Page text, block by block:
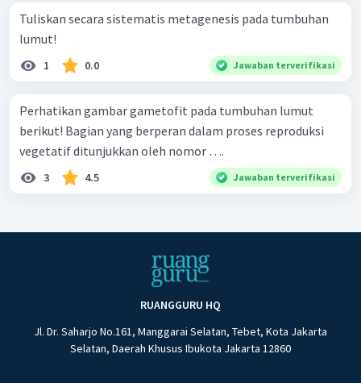
Tuliskan secara sistematis metagenesis pada tumbuhan
lumut!
1 0.0 Jawaban terverifikasi
Perhatikan gambar gametofit pada tumbuhan lumut
berikut! Bagian yang berperan dalam proses reproduksi
vegetatif ditunjukkan oleh nomor ….
3 4.5 Jawaban terverifikasi
RUANGGURU HQ
Jl. Dr. Saharjo No.161, Manggarai Selatan, Tebet, Kota Jakarta
Selatan, Daerah Khusus Ibukota Jakarta 12860